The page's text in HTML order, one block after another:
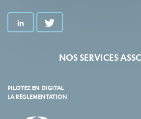
NOS SERVICES
PILOTEZ EN DIGITAL
LA RÉGLEMENTATION